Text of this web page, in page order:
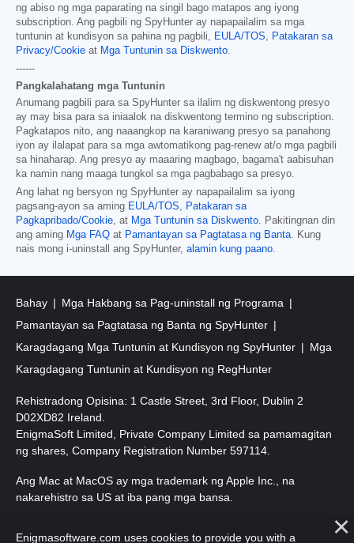
ng abiso ng mga paparating na singil bago matapos ang iyong
subscription. Ang pagbili ng SpyHunter ay napapailalim sa mga
tuntunin at kundisyon sa pahina ng pagbili,
EULA/TOS
Patakaran sa
Privacy/Cookie at Mga Tuntunin sa Diskwento
------
Pangkalahatang mga Tuntunin
Anumang pagbili para sa SpyHunter sa ilalim ng diskwentong presyo
ay may bisa para sa iniaalok na diskwentong termino ng subscription.
Pagkatapos nito, ang naaangkop na karaniwang presyo sa panahong
iyon ay ilalapat para sa mga awtomatikong pag-renew at/o mga pagbili
sa hinaharap. Ang presyo ay maaaring magbago, bagama't aabisuhan
ka namin nang maaga tungkol sa mga pagbabago sa presyo.
Ang lahat ng bersyon ng SpyHunter ay napapailalim sa iyong
pagsang-ayon sa aming EULA/TOS
Patakaran sa
Pagkapribado/Cookie , at Mga Tuntunin sa Diskwento . Pakitingnan din
ang aming Mga FAQ at Pamantayan sa Pagtatasa ng Banta . Kung
nais mong i-uninstall ang SpyHunter, alamin kung paano
Bahay
Mga Hakbang sa Pag-uninstall ng Programa
Pamantayan sa Pagtatasa ng Banta ng SpyHunter
Karagdagang Mga Tuntunin at Kundisyon ng SpyHunter
Mga
Karagdagang Tuntunin at Kundisyon ng RegHunter
Rehistradong Opisina: 1 Castle Street, 3rd Floor, Dublin 2
D02XD82 Ireland.
EnigmaSoft Limited, Private Company Limited sa pamamagitan
ng shares, Company Registration Number 597114.
Ang Mac at MacOS ay mga trademark ng Apple Inc., na
nakarehistro sa US at iba pang mga bansa.
Enigmasoftware.com uses cookies to provide you with a